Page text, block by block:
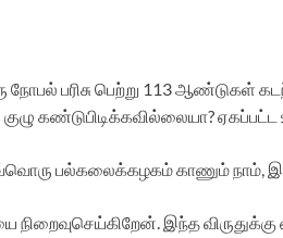
பரிசு பெற்று 113 ஆண்டுகள்
கண்டுபிடிக்கவில்லையா?
பல்கலைக்கழகம் காணும் நாம்,
இந்த